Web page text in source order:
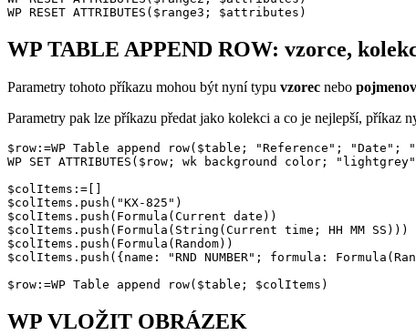
WP RESET ATTRIBUTES($range3; $attributes)
WP TABLE APPEND ROW: vzorce,
Parametry tohoto příkazu mohou být nyní typu vzorec nebo
Parametry pak lze příkazu předat jako kolekci a co je nejlepší, příkaz
$row:=WP Table append row($table; "Reference";
WP SET ATTRIBUTES($row; wk background color;
$colItems:=[]
$colItems.push("KX-825")
$colItems.push(Formula(Current date))
$colItems.push(Formula(String(Current time; HH MM SS)))
$colItems.push(Formula(Random))
$colItems.push({name: "RND NUMBER"; formula:
$row:=WP Table append row($table; $colItems)
WP VLOŽIT OBRÁZEK